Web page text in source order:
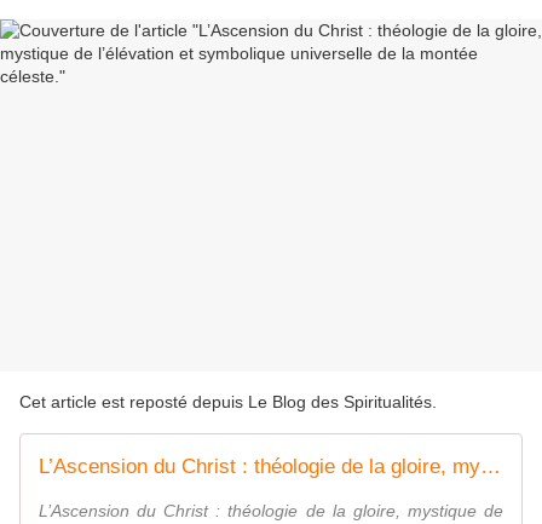
Cet article est reposté depuis Le Blog des Spiritualités
L’Ascension du Christ : théologie de la gloire, mystique de l’élévation et symbolique universelle de la montée céleste.
L’Ascension du Christ : théologie de la gloire, mystique de